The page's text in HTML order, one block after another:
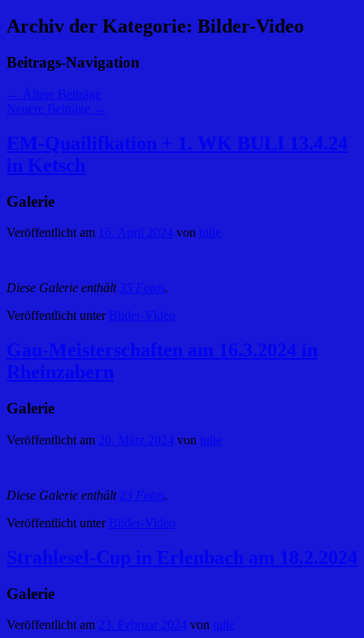
Archiv der Kategorie: Bilder-Video
Beitrags-Navigation
←
Ältere Beiträge
Neuere Beiträge →
EM-Quailifkation + 1. WK BULI 13.4.24
in Ketsch
Galerie
Veröffentlicht am 16. April 2024 von tulie
Diese Galerie enthält 35 Fotos.
Veröffentlicht unter Bilder-Video
Gau-Meisterschaften am 16.3.2024 in
Rheinzabern
Galerie
Veröffentlicht am 20. März 2024 von tulie
Diese Galerie enthält 23 Fotos.
Veröffentlicht unter Bilder-Video
Strahlesel-Cup in Erlenbach am 18.2.2024
Galerie
Veröffentlicht am 23. Februar 2024 von tulie